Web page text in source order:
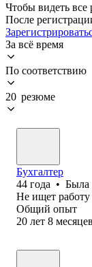
Чтобы видеть все
После
За всё время
По соответствию
20 резюме
Бухгалтер
44 года • Была
Не ищет работу
Общий опыт
20 лет 8 месяцев